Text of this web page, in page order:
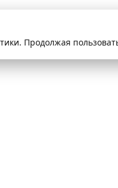
Продолжая